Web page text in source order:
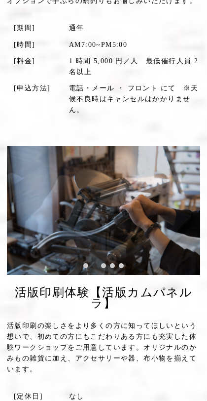
[期間] 通年
[時間] AM7:00~PM5:00
[料金]
1 時間 5,000 円／人 最低催行人員 2
名以上
[申込方法]
電話・メール ・ フロント にて ※天
候不良時はキャンセルはかかりませ
ん。
活版印刷体験【活版カムパネル
ラ】
活版印刷の楽しさをより多くの方に知ってほしいという
想いで、初めての方にもこだわりある方にも充実した体
験ワークショップをご用意しています。オリジナルのか
みもの雑貨に加え、アクセサリーや器、布小物を揃えて
います。
[定休日] なし